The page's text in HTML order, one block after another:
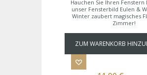
Hauchen Sie Ihren Fenstern
unser Fensterbild Eulen &
Winter zaubert magisches
Zimmer!
ZUM WARENKORB